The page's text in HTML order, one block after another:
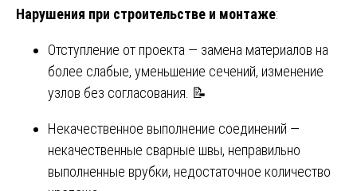
Нарушения при строительстве и монтаже:
Отступление от проекта — замена материалов на
более слабые, уменьшение сечений, изменение
узлов без согласования. 📝
Некачественное выполнение соединений —
некачественные сварные швы, неправильно
выполненные врубки, недостаточное количество